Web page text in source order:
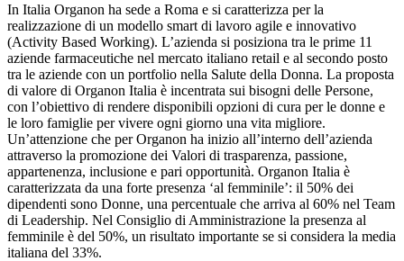
In Italia Organon ha sede a Roma e si caratterizza per la
realizzazione di un modello smart di lavoro agile e innovativo
(Activity Based Working). L’azienda si posiziona tra le prime 11
aziende farmaceutiche nel mercato italiano retail e al secondo posto
tra le aziende con un portfolio nella Salute della Donna. La proposta
di valore di Organon Italia è incentrata sui bisogni delle Persone,
con l’obiettivo di rendere disponibili opzioni di cura per le donne e
le loro famiglie per vivere ogni giorno una vita migliore.
Un’attenzione che per Organon ha inizio all’interno dell’azienda
attraverso la promozione dei Valori di trasparenza, passione,
appartenenza, inclusione e pari opportunità. Organon Italia è
caratterizzata da una forte presenza ‘al femminile’: il 50% dei
dipendenti sono Donne, una percentuale che arriva al 60% nel Team
di Leadership. Nel Consiglio di Amministrazione la presenza al
femminile è del 50%, un risultato importante se si considera la media
italiana del 33%.